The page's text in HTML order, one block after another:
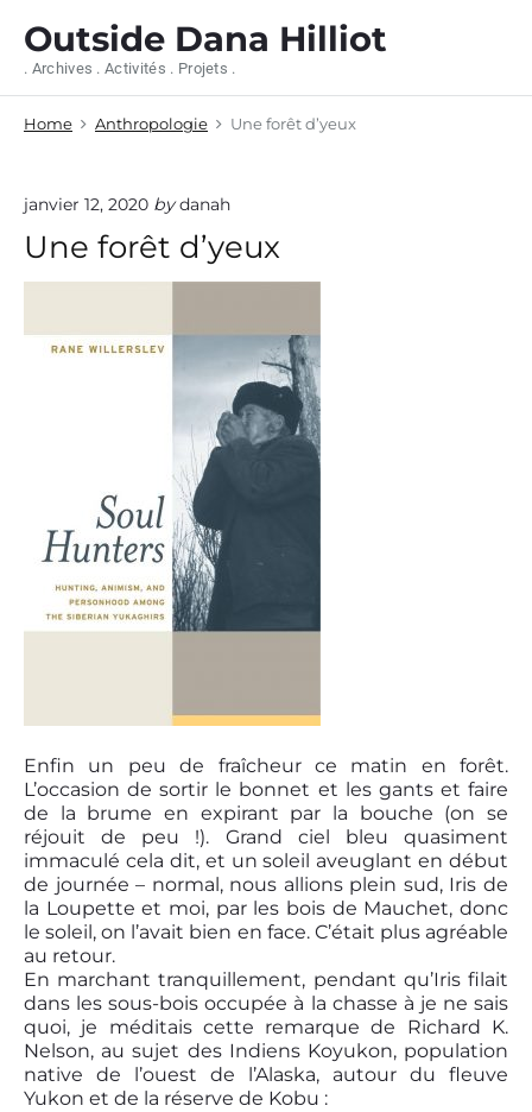
Outside Dana Hilliot
. Archives . Activités . Projets .
Home Anthropologie Une forêt d’yeux
janvier 12, 2020 by danah
Une forêt d’yeux
Enfin un peu de fraîcheur ce matin en forêt.
L’occasion de sortir le bonnet et les gants et faire
de la brume en expirant par la bouche (on se
réjouit de peu !). Grand ciel bleu quasiment
immaculé cela dit, et un soleil aveuglant en début
de journée – normal, nous allions plein sud, Iris de
la Loupette et moi, par les bois de Mauchet, donc
le soleil, on l’avait bien en face. C’était plus agréable
au retour.
En marchant tranquillement, pendant qu’Iris filait
dans les sous-bois occupée à la chasse à je ne sais
quoi, je méditais cette remarque de Richard K.
Nelson, au sujet des Indiens Koyukon, population
native de l’ouest de l’Alaska, autour du fleuve
Yukon et de la réserve de Kobu :